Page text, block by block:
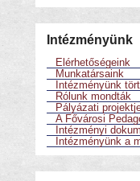
Intézményünk
Elérhetőségeink
Munkatársaink
Intézményünk
Rólunk mondták
Pályázati
A Fővárosi
Intézményi
Intézményünk a